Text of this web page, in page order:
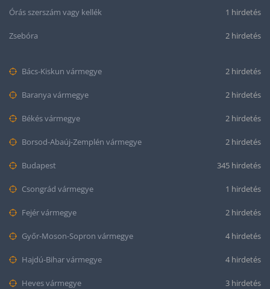
Órás szerszám vagy kellék 1 hirdetés
Zsebóra 2 hirdetés
Bács-Kiskun vármegye 2 hirdetés
Baranya vármegye 2 hirdetés
Békés vármegye 2 hirdetés
Borsod-Abaúj-Zemplén vármegye 2 hirdetés
Budapest 345 hirdetés
Csongrád vármegye 1 hirdetés
Fejér vármegye 2 hirdetés
Győr-Moson-Sopron vármegye 4 hirdetés
Hajdú-Bihar vármegye 4 hirdetés
Heves vármegye 3 hirdetés